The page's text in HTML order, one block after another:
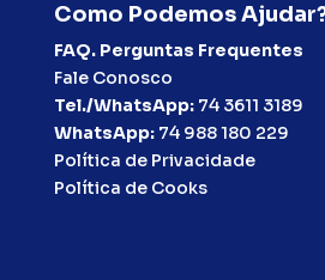
Como Podemos
FAQ. Perguntas Frequentes
Fale Conosco
Tel./WhatsApp: 74 3611 3189
WhatsApp: 74 988 180 229
Política de Privacidade
Política de Cooks